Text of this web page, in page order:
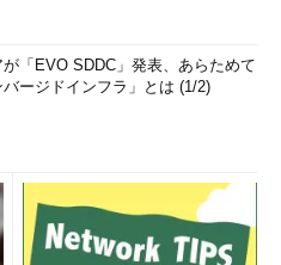
「EVO SDDC」発表、あらためて
バージドインフラ」とは (1/2)